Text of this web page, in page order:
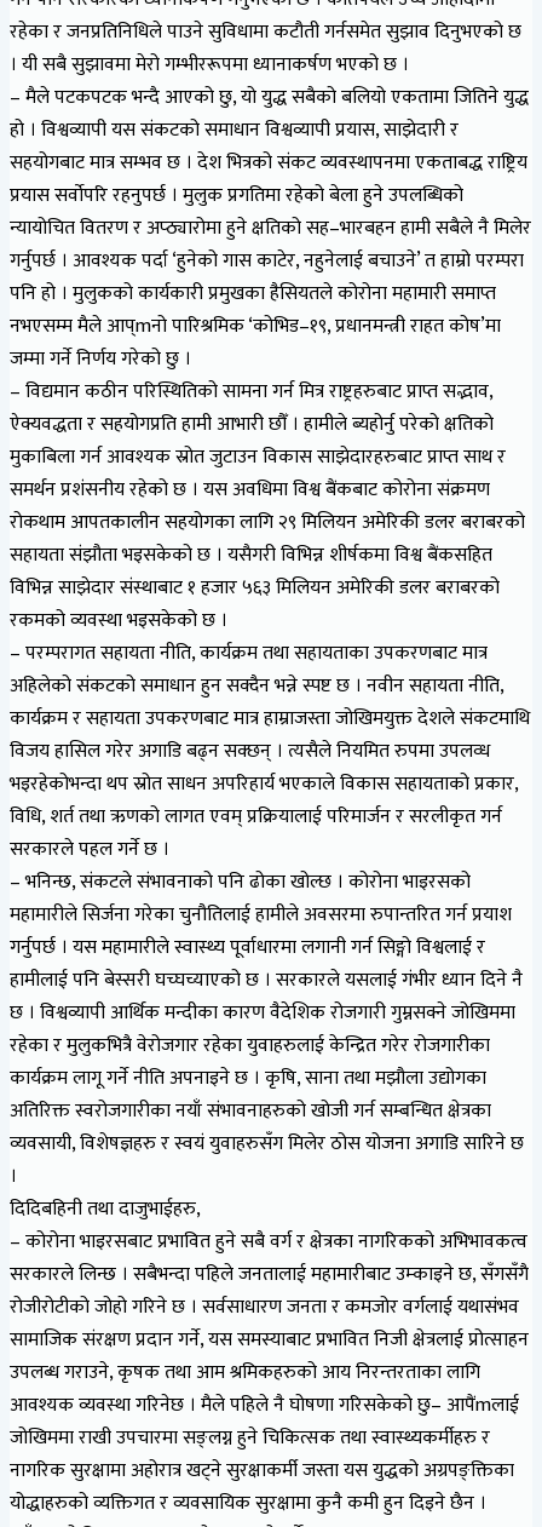
रहेका र जनप्रतिनिधिले पाउने सुविधामा कटौती गर्नसमेत सुझाव दिनुभएको छ
। यी सबै सुझावमा मेरो गम्भीररूपमा ध्यानाकर्षण भएको छ ।
– मैले पटकपटक भन्दै आएको छु, यो युद्ध सबैको बलियो एकतामा जितिने युद्ध
हो । विश्वव्यापी यस संकटको समाधान विश्वव्यापी प्रयास, साझेदारी र
सहयोगबाट मात्र सम्भव छ । देश भित्रको संकट व्यवस्थापनमा एकताबद्ध राष्ट्रिय
प्रयास सर्वाेपरि रहनुपर्छ । मुलुक प्रगतिमा रहेको बेला हुने उपलब्धिको
न्यायोचित वितरण र अप्ठ्यारोमा हुने क्षतिको सह–भारबहन हामी सबैले नै मिलेर
गर्नुपर्छ । आवश्यक पर्दा ‘हुनेको गास काटेर, नहुनेलाई बचाउने’ त हाम्रो परम्परा
पनि हो । मुलुकको कार्यकारी प्रमुखका हैसियतले कोरोना महामारी समाप्त
नभएसम्म मैले आप्mनो पारिश्रमिक ‘कोभिड–१९, प्रधानमन्त्री राहत कोष’मा
जम्मा गर्ने निर्णय गरेको छु ।
– विद्यमान कठीन परिस्थितिको सामना गर्न मित्र राष्ट्रहरुबाट प्राप्त सद्भाव,
ऐक्यवद्धता र सहयोगप्रति हामी आभारी छौँ । हामीले ब्यहोर्नु परेको क्षतिको
मुकाबिला गर्न आवश्यक स्रोत जुटाउन विकास साझेदारहरुबाट प्राप्त साथ र
समर्थन प्रशंसनीय रहेको छ । यस अवधिमा विश्व बैंकबाट कोरोना संक्रमण
रोकथाम आपतकालीन सहयोगका लागि २९ मिलियन अमेरिकी डलर बराबरको
सहायता संझौता भइसकेको छ । यसैगरी विभिन्न शीर्षकमा विश्व बैंकसहित
विभिन्न साझेदार संस्थाबाट १ हजार ५६३ मिलियन अमेरिकी डलर बराबरको
रकमको व्यवस्था भइसकेको छ ।
– परम्परागत सहायता नीति, कार्यक्रम तथा सहायताका उपकरणबाट मात्र
अहिलेको संकटको समाधान हुन सक्दैन भन्ने स्पष्ट छ । नवीन सहायता नीति,
कार्यक्रम र सहायता उपकरणबाट मात्र हाम्राजस्ता जोखिमयुक्त देशले संकटमाथि
विजय हासिल गरेर अगाडि बढ्न सक्छन् । त्यसैले नियमित रुपमा उपलव्ध
भइरहेकोभन्दा थप स्रोत साधन अपरिहार्य भएकाले विकास सहायताको प्रकार,
विधि, शर्त तथा ऋणको लागत एवम् प्रक्रियालाई परिमार्जन र सरलीकृत गर्न
सरकारले पहल गर्ने छ ।
– भनिन्छ, संकटले संभावनाको पनि ढोका खोल्छ । कोरोना भाइरसको
महामारीले सिर्जना गरेका चुनौतिलाई हामीले अवसरमा रुपान्तरित गर्न प्रयाश
गर्नुपर्छ । यस महामारीले स्वास्थ्य पूर्वाधारमा लगानी गर्न सिङ्गो विश्वलाई र
हामीलाई पनि बेस्सरी घच्घच्याएको छ । सरकारले यसलाई गंभीर ध्यान दिने नै
छ । विश्वव्यापी आर्थिक मन्दीका कारण वैदेशिक रोजगारी गुम्नसक्ने जोखिममा
रहेका र मुलुकभित्रै वेरोजगार रहेका युवाहरुलाई केन्द्रित गरेर रोजगारीका
कार्यक्रम लागू गर्ने नीति अपनाइने छ । कृषि, साना तथा मझौला उद्योगका
अतिरिक्त स्वरोजगारीका नयाँ संभावनाहरुको खोजी गर्न सम्बन्धित क्षेत्रका
व्यवसायी, विशेषज्ञहरु र स्वयं युवाहरुसँग मिलेर ठोस योजना अगाडि सारिने छ
।
दिदिबहिनी तथा दाजुभाईहरु,
– कोरोना भाइरसबाट प्रभावित हुने सबै वर्ग र क्षेत्रका नागरिकको अभिभावकत्व
सरकारले लिन्छ । सबैभन्दा पहिले जनतालाई महामारीबाट उम्काइने छ, सँगसँगै
रोजीरोटीको जोहो गरिने छ । सर्वसाधारण जनता र कमजोर वर्गलाई यथासंभव
सामाजिक संरक्षण प्रदान गर्ने, यस समस्याबाट प्रभावित निजी क्षेत्रलाई प्रोत्साहन
उपलब्ध गराउने, कृषक तथा आम श्रमिकहरुको आय निरन्तरताका लागि
आवश्यक व्यवस्था गरिनेछ । मैले पहिले नै घोषणा गरिसकेको छु– आपैंmलाई
जोखिममा राखी उपचारमा सङ्लग्न हुने चिकित्सक तथा स्वास्थ्यकर्मीहरु र
नागरिक सुरक्षामा अहोरात्र खट्ने सुरक्षाकर्मी जस्ता यस युद्धको अग्रपङ्क्तिका
योद्धाहरुको व्यक्तिगत र व्यवसायिक सुरक्षामा कुनै कमी हुन दिइने छैन ।